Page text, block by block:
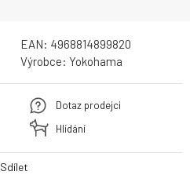
EAN: 4968814899820
Výrobce: Yokohama
Dotaz prodejci
Hlídání
Sdílet